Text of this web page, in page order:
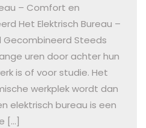
– Comfort en
Het Elektrisch Bureau –
Steeds
uren door achter hun
is of voor studie. Het
werkplek wordt dan
elektrisch bureau is een
[…]